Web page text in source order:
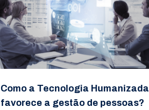
Como a Tecnologia Humanizada
favorece a gestão de pessoas?